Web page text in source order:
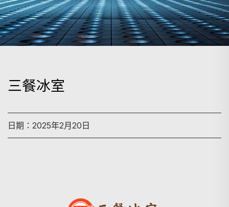
三餐冰室
日期：2025年2月20日